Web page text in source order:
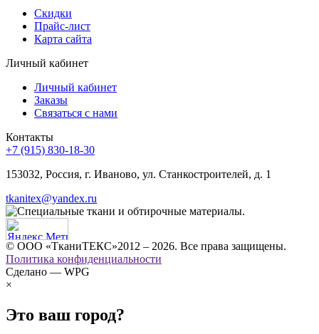
Скидки
Прайс-лист
Карта сайта
Личный кабинет
Личный кабинет
Заказы
Связаться с нами
Контакты
+7 (915) 830-18-30
153032, Россия, г. Иваново, ул. Станкостроителей, д. 1
tkanitex@yandex.ru
© ООО «ТканиТЕКС»2012 – 2026. Все права защищены.
Политика конфиденциальности
Сделано — WPG
×
Это ваш город?